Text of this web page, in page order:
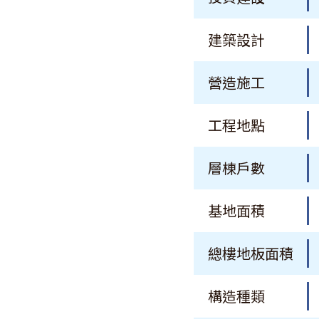
建築設計
營造施工
工程地點
層棟戶數
基地面積
總樓地板面積
構造種類